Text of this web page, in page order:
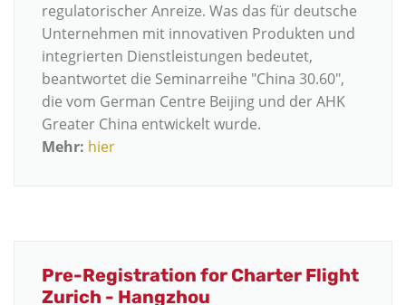
regulatorischer Anreize. Was das für deutsche
Unternehmen mit innovativen Produkten und
integrierten Dienstleistungen bedeutet,
beantwortet die Seminarreihe "China 30.60",
die vom German Centre Beijing und der AHK
Greater China entwickelt wurde.
Mehr: hier
Pre-Registration for Charter Flight
Zurich - Hangzhou